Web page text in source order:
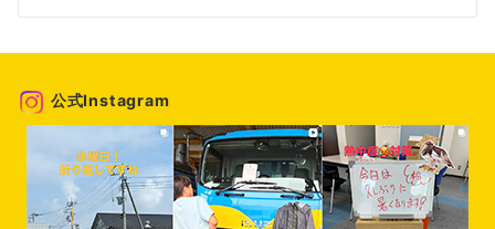
シ
ョ
ン 公式Instagram